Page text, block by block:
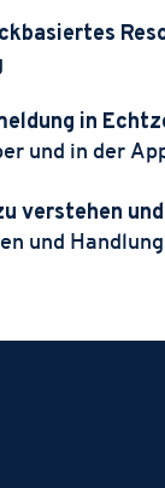
in
und in der
verstehen
und